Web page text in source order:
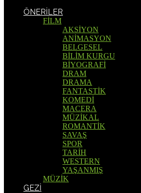
ÖNERİLER
FİLM
AKSİYON
ANİMASYON
BELGESEL
BİLİM KURGU
BİYOGRAFİ
DRAM
DRAMA
FANTASTİK
KOMEDİ
MACERA
MÜZİKAL
ROMANTİK
SAVAŞ
SPOR
TARİH
WESTERN
YAŞANMIŞ
MÜZİK
GEZİ